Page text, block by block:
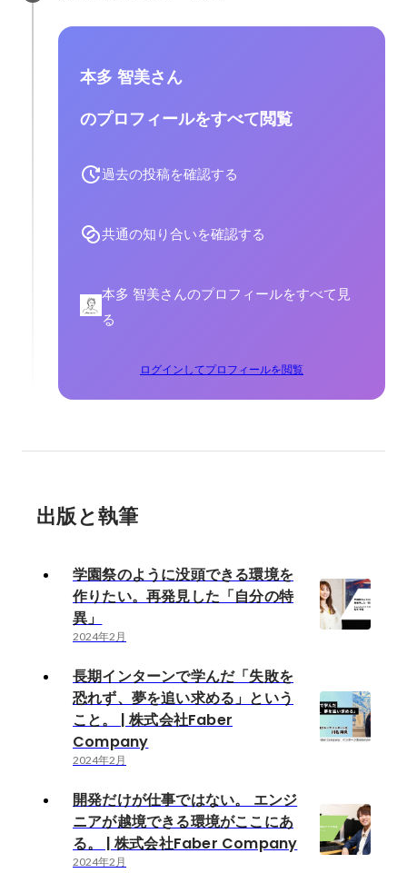
本多 智美さん
のプロフィールをすべて閲覧
過去の投稿を確認する
共通の知り合いを確認する
本多 智美さんのプロフィールをすべて見
る
ログインしてプロフィールを閲覧
出版と執筆
学園祭のように没頭できる環境を
作りたい。再発見した「自分の特
異」
2024年2月
長期インターンで学んだ「失敗を
恐れず、夢を追い求める」という
こと。 | 株式会社Faber
Company
2024年2月
開発だけが仕事ではない。 エンジ
ニアが越境できる環境がここにあ
る。 | 株式会社Faber Company
2024年2月